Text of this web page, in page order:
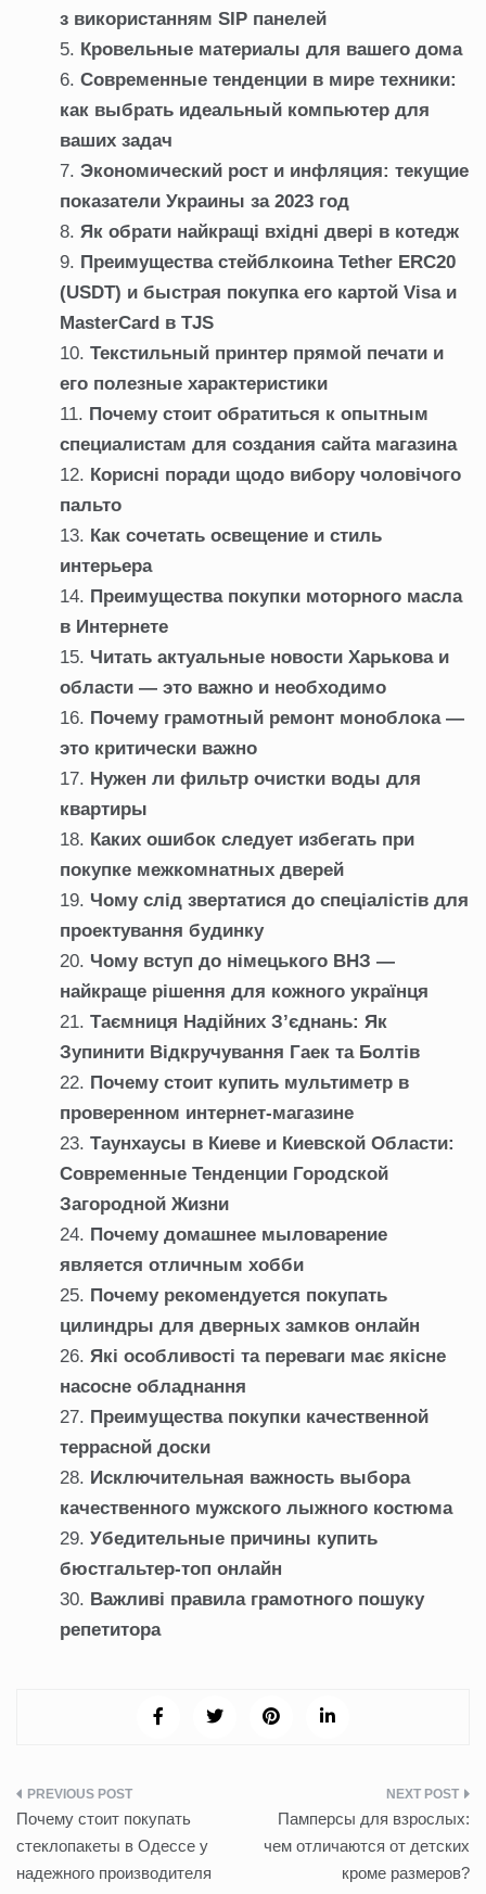
з використанням SIP панелей
Кровельные материалы для вашего дома
Современные тенденции в мире техники:
как выбрать идеальный компьютер для
ваших задач
Экономический рост и инфляция: текущие
показатели Украины за 2023 год
Як обрати найкращі вхідні двері в котедж
Преимущества стейблкоина Tether ERC20
(USDT) и быстрая покупка его картой Visa и
MasterCard в TJS
Текстильный принтер прямой печати и
его полезные характеристики
Почему стоит обратиться к опытным
специалистам для создания сайта магазина
Корисні поради щодо вибору чоловічого
пальто
Как сочетать освещение и стиль
интерьера
Преимущества покупки моторного масла
в Интернете
Читать актуальные новости Харькова и
области — это важно и необходимо
Почему грамотный ремонт моноблока —
это критически важно
Нужен ли фильтр очистки воды для
квартиры
Каких ошибок следует избегать при
покупке межкомнатных дверей
Чому слід звертатися до спеціалістів для
проектування будинку
Чому вступ до німецького ВНЗ —
найкраще рішення для кожного українця
Таємниця Надійних З’єднань: Як
Зупинити Відкручування Гаек та Болтів
Почему стоит купить мультиметр в
проверенном интернет-магазине
Таунхаусы в Киеве и Киевской Области:
Современные Тенденции Городской
Загородной Жизни
Почему домашнее мыловарение
является отличным хобби
Почему рекомендуется покупать
цилиндры для дверных замков онлайн
Які особливості та переваги має якісне
насосне обладнання
Преимущества покупки качественной
террасной доски
Исключительная важность выбора
качественного мужского лыжного костюма
Убедительные причины купить
бюстгальтер-топ онлайн
Важливі правила грамотного пошуку
репетитора
Навигация
по
записям
Почему стоит покупать
стеклопакеты в Одессе у
надежного производителя
Памперсы для взрослых:
чем отличаются от детских
кроме размеров?